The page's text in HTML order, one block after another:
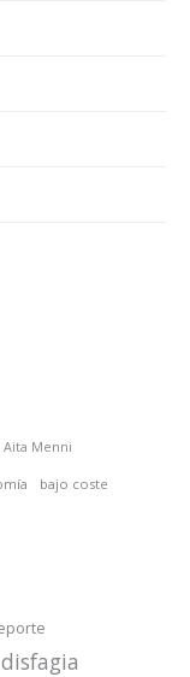
Menni
bajo coste
disfagia